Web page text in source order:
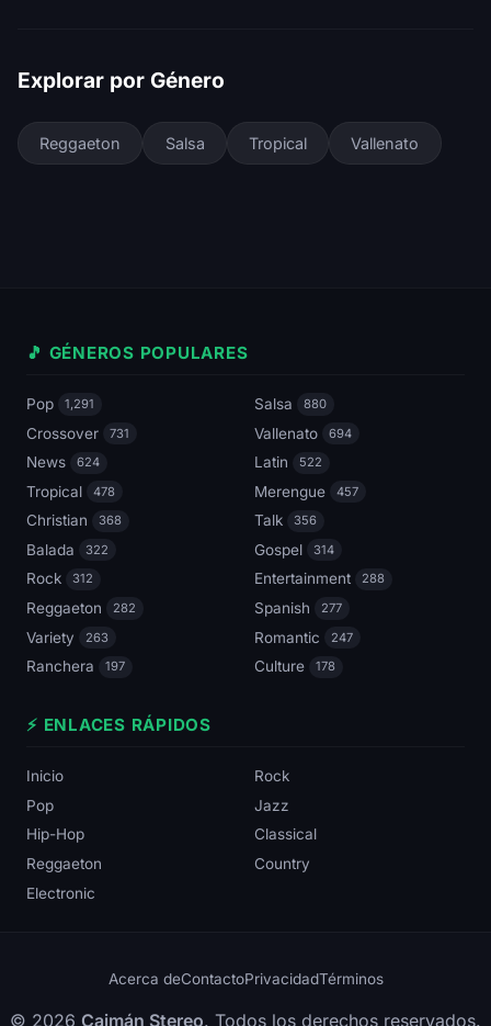
Explorar por Género
Reggaeton Salsa Tropical Vallenato
🎵 GÉNEROS POPULARES
Pop 1,291 Salsa 880
Crossover 731 Vallenato 694
News 624 Latin 522
Tropical 478 Merengue 457
Christian 368 Talk 356
Balada 322 Gospel 314
Rock 312 Entertainment 288
Reggaeton 282 Spanish 277
Variety 263 Romantic 247
Ranchera 197 Culture 178
⚡ ENLACES RÁPIDOS
Inicio
Rock
Pop
Jazz
Hip-Hop
Classical
Reggaeton
Country
Electronic
Acerca deContactoPrivacidadTérminos
© 2026 Caimán Stereo. Todos los derechos reservados.